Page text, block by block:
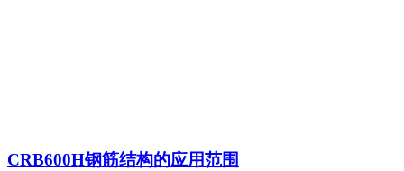
CRB600H钢筋结构的应用范围